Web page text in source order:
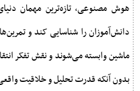
هوش مصنوعی، تازه‌ترین مهمان
دانش‌آموزان را شناسایی کند و
ماشین وابسته می‌شوند و نقش تفکر
بدون آنکه قدرت تحلیل و خلاقیت